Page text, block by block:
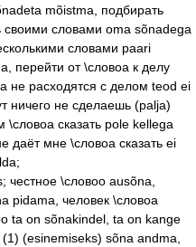
mõistma, подбирать
своими словами oma sõnadega
словами paari
перейти от \словоа к делу
не расходятся с делом teod ei
ничего не сделаешь (palja)
сказать pole kellega
даёт мне \словоа сказать ei
честное \словоо ausõna,
pidama, человек \словоа
ta on sõnakindel, ta on kange
(esinemiseks) sõna andma,